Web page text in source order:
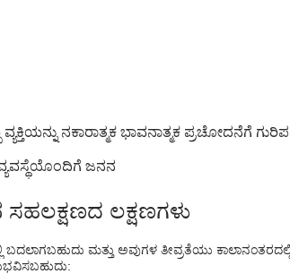
ನಕಾರಾತ್ಮಕ ಭಾವನಾತ್ಮಕ ಪ್ರಚೋದನೆಗೆ
ವ್ಯವಸ್ಥೆಯೊಂದಿಗೆ ಜನನ
ಲಕ್ಷಣಗಳು
ಬದಲಾಗಬಹುದು ಮತ್ತು ಅವುಗಳ ತೀವ್ರತೆಯು